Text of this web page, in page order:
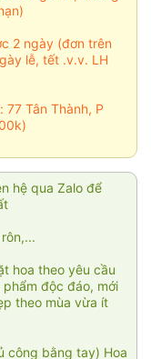
2 ngày (đơn trên
lễ, tết .v.v. LH
Tân Thành, P
hệ qua Zalo để
hoa theo yêu cầu
độc đáo, mới
theo mùa vừa ít
công bằng tay) Hoa